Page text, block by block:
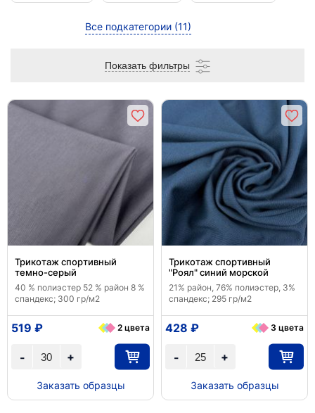
Все подкатегории (11)
Показать фильтры
Трикотаж спортивный
темно-серый
40 % полиэстер 52 % район 8 %
спандекс; 300 гр/м2
+
-
519 ₽ 2 цвета
Заказать образцы
Трикотаж спортивный
"Роял" синий морской
21% район, 76% полиэстер, 3%
спандекс; 295 гр/м2
+
-
428 ₽ 3 цвета
Заказать образцы